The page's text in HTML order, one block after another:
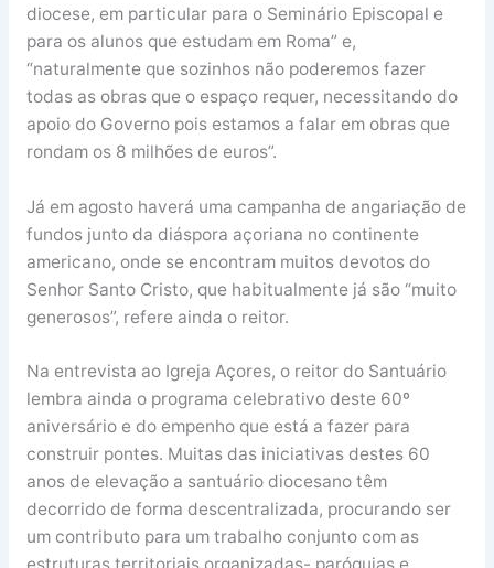
diocese, em particular para o Seminário Episcopal e
para os alunos que estudam em Roma” e,
“naturalmente que sozinhos não poderemos fazer
todas as obras que o espaço requer, necessitando do
apoio do Governo pois estamos a falar em obras que
rondam os 8 milhões de euros”.
Já em agosto haverá uma campanha de angariação de
fundos junto da diáspora açoriana no continente
americano, onde se encontram muitos devotos do
Senhor Santo Cristo, que habitualmente já são “muito
generosos”, refere ainda o reitor.
Na entrevista ao Igreja Açores, o reitor do Santuário
lembra ainda o programa celebrativo deste 60º
aniversário e do empenho que está a fazer para
construir pontes. Muitas das iniciativas destes 60
anos de elevação a santuário diocesano têm
decorrido de forma descentralizada, procurando ser
um contributo para um trabalho conjunto com as